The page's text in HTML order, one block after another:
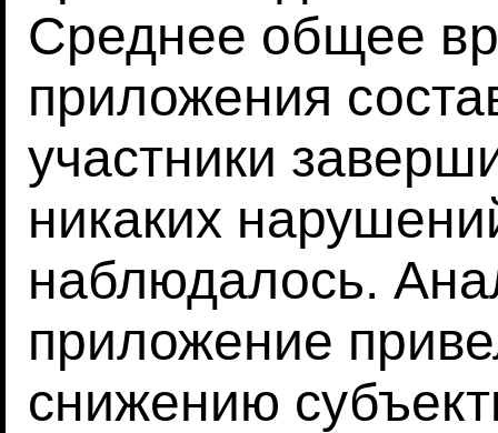
Среднее общее
приложения
участники
никаких
наблюдалось.
приложение
снижению